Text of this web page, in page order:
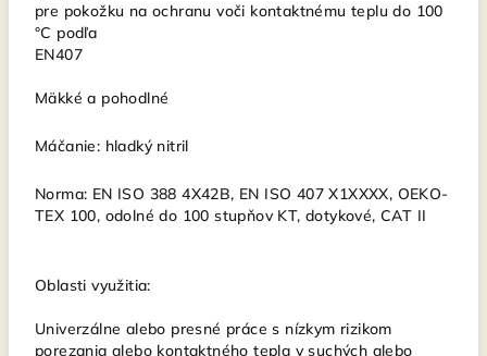
pre pokožku na ochranu voči kontaktnému teplu do 100
°C podľa
EN407
Mäkké a pohodlné
Máčanie: hladký nitril
Norma: EN ISO 388 4X42B, EN ISO 407 X1XXXX, OEKO-
TEX 100, odolné do 100 stupňov KT, dotykové, CAT II
Oblasti využitia:
Univerzálne alebo presné práce s nízkym rizikom
porezania alebo kontaktného tepla v suchých alebo